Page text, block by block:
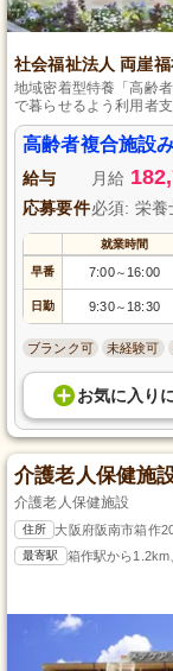
社会福祉法人 両崖
地域密着型特養「高齢
で暮らせるよう利用者
管理と調理全般で、未
き、働きやすさを実現
場があります。
高齢者複合施設
給与 月給
応募要件必須: 栄養
就業時間
早番 7:00～ 16:00
日勤 9:30～ 18:30
ブランク可 未経験可
お気に入り
介護老人保健施
介護老人保健施設
住所 大阪府阪南市箱作
最寄駅 箱作駅から